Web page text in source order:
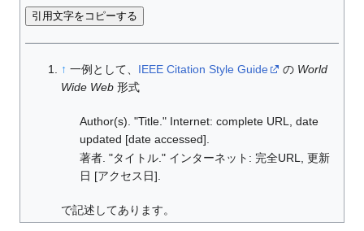
引用文字をコピーする
↑ 一例として、 IEEE Citation Style Guide の World
Wide Web 形式
Author(s). "Title." Internet: complete URL, date
updated [date accessed].
著者. "タイトル." インターネット: 完全URL, 更新
日 [アクセス日].
で記述してあります。